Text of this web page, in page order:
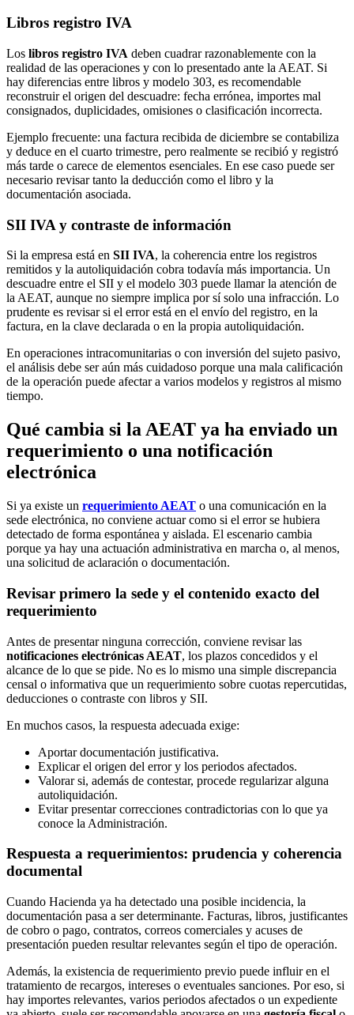
Libros registro IVA
Los libros registro IVA deben cuadrar razonablemente con la
realidad de las operaciones y con lo presentado ante la AEAT. Si
hay diferencias entre libros y modelo 303, es recomendable
reconstruir el origen del descuadre: fecha errónea, importes mal
consignados, duplicidades, omisiones o clasificación incorrecta.
Ejemplo frecuente: una factura recibida de diciembre se contabiliza
y deduce en el cuarto trimestre, pero realmente se recibió y registró
más tarde o carece de elementos esenciales. En ese caso puede ser
necesario revisar tanto la deducción como el libro y la
documentación asociada.
SII IVA y contraste de información
Si la empresa está en SII IVA, la coherencia entre los registros
remitidos y la autoliquidación cobra todavía más importancia. Un
descuadre entre el SII y el modelo 303 puede llamar la atención de
la AEAT, aunque no siempre implica por sí solo una infracción. Lo
prudente es revisar si el error está en el envío del registro, en la
factura, en la clave declarada o en la propia autoliquidación.
En operaciones intracomunitarias o con inversión del sujeto pasivo,
el análisis debe ser aún más cuidadoso porque una mala calificación
de la operación puede afectar a varios modelos y registros al mismo
tiempo.
Qué cambia si la AEAT ya ha enviado un
requerimiento o una notificación
electrónica
Si ya existe un requerimiento AEAT o una comunicación en la
sede electrónica, no conviene actuar como si el error se hubiera
detectado de forma espontánea y aislada. El escenario cambia
porque ya hay una actuación administrativa en marcha o, al menos,
una solicitud de aclaración o documentación.
Revisar primero la sede y el contenido exacto del
requerimiento
Antes de presentar ninguna corrección, conviene revisar las
notificaciones electrónicas AEAT, los plazos concedidos y el
alcance de lo que se pide. No es lo mismo una simple discrepancia
censal o informativa que un requerimiento sobre cuotas repercutidas,
deducciones o contraste con libros y SII.
En muchos casos, la respuesta adecuada exige:
Aportar documentación justificativa.
Explicar el origen del error y los periodos afectados.
Valorar si, además de contestar, procede regularizar alguna
autoliquidación.
Evitar presentar correcciones contradictorias con lo que ya
conoce la Administración.
Respuesta a requerimientos: prudencia y coherencia
documental
Cuando Hacienda ya ha detectado una posible incidencia, la
documentación pasa a ser determinante. Facturas, libros, justificantes
de cobro o pago, contratos, correos comerciales y acuses de
presentación pueden resultar relevantes según el tipo de operación.
Además, la existencia de requerimiento previo puede influir en el
tratamiento de recargos, intereses o eventuales sanciones. Por eso, si
hay importes relevantes, varios periodos afectados o un expediente